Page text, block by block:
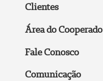
Clientes
Área do Cooperado
Fale Conosco
Comunicação